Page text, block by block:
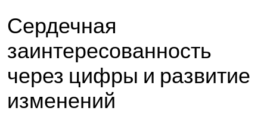
Сердечная
заинтересованность
через цифры и развитие
изменений